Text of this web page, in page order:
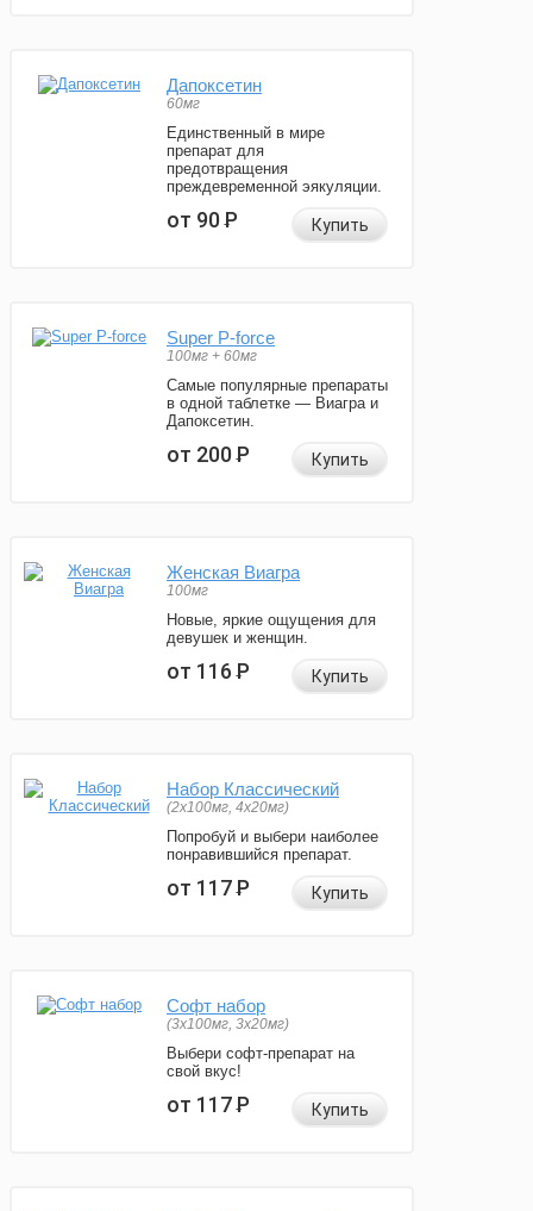
Дапоксетин
60мг
Единственный в мире
препарат для
предотвращения
преждевременной эякуляции.
от 90Р Купить
Super P-force
100мг + 60мг
Самые популярные препараты
в одной таблетке — Виагра и
Дапоксетин.
от 200Р Купить
Женская Виагра
100мг
Новые, яркие ощущения для
девушек и женщин.
от 116Р Купить
Набор Классический
(2x100мг, 4x20мг)
Попробуй и выбери наиболее
понравившийся препарат.
от 117Р Купить
Софт набор
(3x100мг, 3x20мг)
Выбери софт-препарат на
свой вкус!
от 117Р Купить